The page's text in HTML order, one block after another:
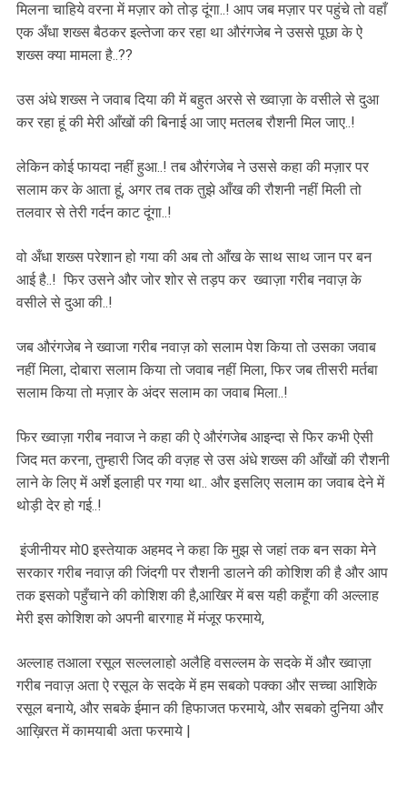
मिलना चाहिये वरना में मज़ार को तोड़ दूंगा..! आप जब मज़ार पर पहुंचे तो वहाँ
एक अँधा शख्स बैठकर इल्तेजा कर रहा था औरंगजेब ने उससे पूछा के ऐ
शख्स क्या मामला है..??
उस अंधे शख्स ने जवाब दिया की में बहुत अरसे से ख्वाज़ा के वसीले से दुआ
कर रहा हूं की मेरी आँखों की बिनाई आ जाए मतलब रौशनी मिल जाए..!
लेकिन कोई फायदा नहीं हुआ..! तब औरंगजेब ने उससे कहा की मज़ार पर
सलाम कर के आता हूं, अगर तब तक तुझे आँख की रौशनी नहीं मिली तो
तलवार से तेरी गर्दन काट दूंगा..!
वो अँधा शख्स परेशान हो गया की अब तो आँख के साथ साथ जान पर बन
आई है..! फिर उसने और जोर शोर से तड़प कर ख्वाज़ा गरीब नवाज़ के
वसीले से दुआ की..!
जब औरंगजेब ने ख्वाजा गरीब नवाज़ को सलाम पेश किया तो उसका जवाब
नहीं मिला, दोबारा सलाम किया तो जवाब नहीं मिला, फिर जब तीसरी मर्तबा
सलाम किया तो मज़ार के अंदर सलाम का जवाब मिला..!
फिर ख्वाज़ा गरीब नवाज ने कहा की ऐ औरंगजेब आइन्दा से फिर कभी ऐसी
जिद मत करना, तुम्हारी जिद की वज़ह से उस अंधे शख्स की आँखों की रौशनी
लाने के लिए में अर्शे इलाही पर गया था.. और इसलिए सलाम का जवाब देने में
थोड़ी देर हो गई..!
इंजीनीयर मो0 इस्तेयाक अहमद ने कहा कि मुझ से जहां तक बन सका मेने
सरकार गरीब नवाज़ की जिंदगी पर रौशनी डालने की कोशिश की है और आप
तक इसको पहुँचाने की कोशिश की है,आखिर में बस यही कहूँगा की अल्लाह
मेरी इस कोशिश को अपनी बारगाह में मंजूर फरमाये,
अल्लाह तआला रसूल सल्ललाहो अलैहि वसल्लम के सदके में और ख्वाज़ा
गरीब नवाज़ अता ऐ रसूल के सदके में हम सबको पक्का और सच्चा आशिके
रसूल बनाये, और सबके ईमान की हिफाजत फरमाये, और सबको दुनिया और
आख़िरत में कामयाबी अता फरमाये |